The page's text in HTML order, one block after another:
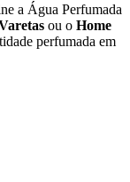
a Água Perfumada
ou o Home
perfumada em